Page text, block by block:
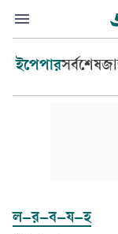
ইপেপারসর্বশেষ
ল–র–ব–য–হ